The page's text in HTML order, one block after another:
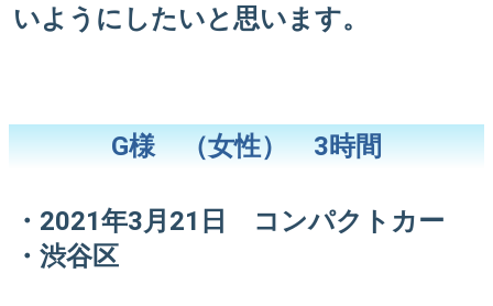
いようにしたいと思います。
G様 （女性） 3時間
・2021年3月21日 コンパクトカー
・渋谷区